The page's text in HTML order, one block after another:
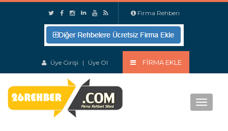
Firma Rehberi
Üye Girişi | Üye Ol FIRMA EKLE
Menu